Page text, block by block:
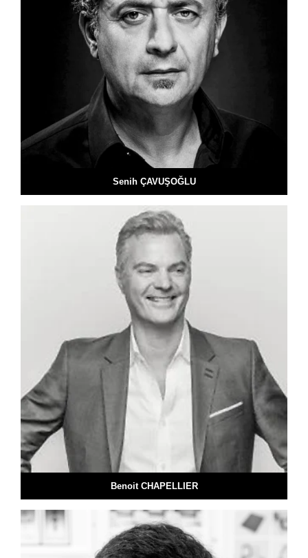
Senih ÇAVUŞOĞLU
Benoit CHAPELLIER